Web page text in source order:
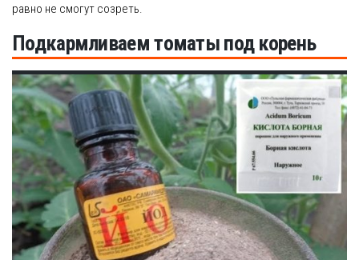
равно не смогут созреть.
Подкармливаем томаты под корень